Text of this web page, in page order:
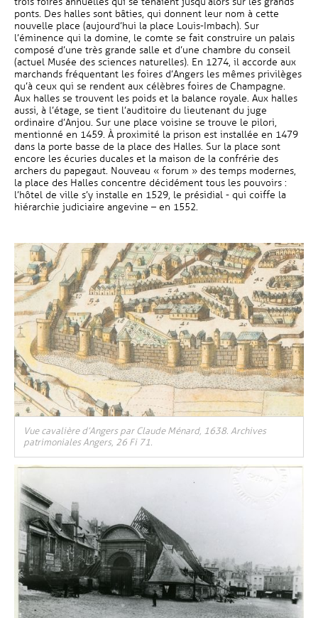
ponts. Des halles sont bâties, qui donnent leur nom à cette
nouvelle place (aujourd’hui la place Louis-Imbach). Sur
l’éminence qui la domine, le comte se fait construire un palais
composé d’une très grande salle et d’une chambre du conseil
(actuel Musée des sciences naturelles). En 1274, il accorde aux
marchands fréquentant les foires d’Angers les mêmes privilèges
qu’à ceux qui se rendent aux célèbres foires de Champagne.
Aux halles se trouvent les poids et la balance royale. Aux halles
aussi, à l’étage, se tient l’auditoire du lieutenant du juge
ordinaire d’Anjou. Sur une place voisine se trouve le pilori,
mentionné en 1459. À proximité la prison est installée en 1479
dans la porte basse de la place des Halles. Sur la place sont
encore les écuries ducales et la maison de la confrérie des
archers du papegaut. Nouveau « forum » des temps modernes,
la place des Halles concentre décidément tous les pouvoirs :
l’hôtel de ville s’y installe en 1529, le présidial - qui coiffe la
hiérarchie judiciaire angevine – en 1552.
Vue cavalière d’Angers par Claude Ménard, 1638. Archives
patrimoniales Angers, 26 Fi 71.